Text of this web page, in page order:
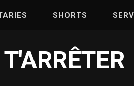
SHORTS